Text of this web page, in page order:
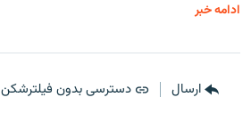
ادامه خبر
ارسال دسترسی بدون فیلترشکن